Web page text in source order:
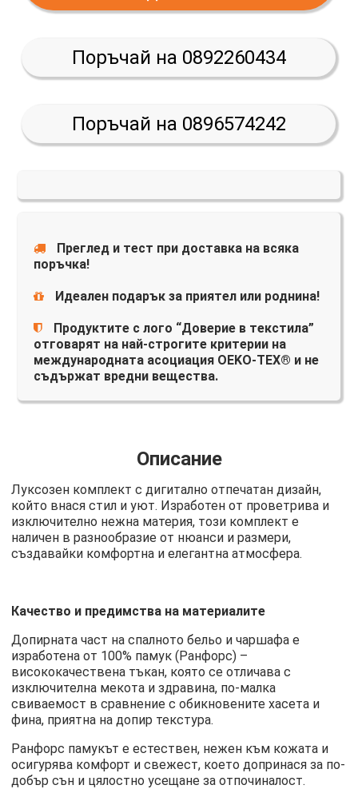
Поръчай на 0892260434
Поръчай на 0896574242
Преглед и тест при доставка на всяка
поръчка!
Идеален подарък за приятел или роднина!
Продуктите с лого “Доверие в текстила”
отговарят на най-строгите критерии на
международната асоциация OEKO-TEX® и не
съдържат вредни вещества.
Описание
Луксозен комплект с дигитално отпечатан дизайн,
който внася стил и уют. Изработен от проветрива и
изключително нежна материя, този комплект е
наличен в разнообразие от нюанси и размери,
създавайки комфортна и елегантна атмосфера.
Качество и предимства на материалите
Допирната част на спалното бельо и чаршафа е
изработена от 100% памук (Ранфорс) –
висококачествена тъкан, която се отличава с
изключителна мекота и здравина, по-малка
свиваемост в сравнение с обикновените хасета и
фина, приятна на допир текстура.
Ранфорс памукът е естествен, нежен към кожата и
осигурява комфорт и свежест, което допринася за по-
добър сън и цялостно усещане за отпочиналост.